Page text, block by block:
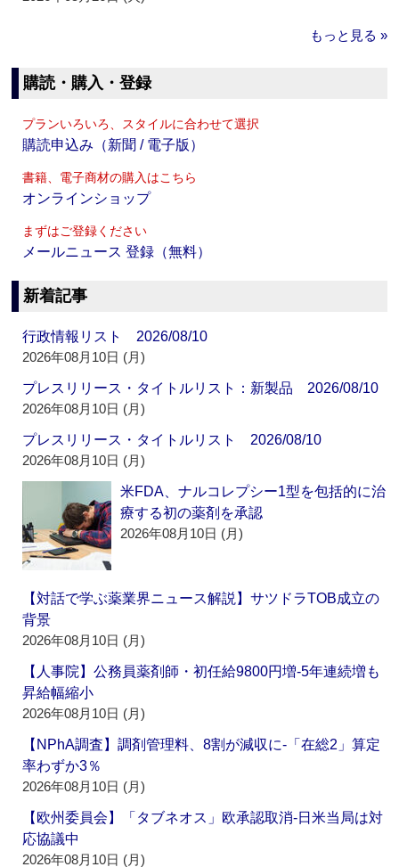
もっと見る »
購読・購入・登録
プランいろいろ、スタイルに合わせて選択
購読申込み（新聞 / 電子版）
書籍、電子商材の購入はこちら
オンラインショップ
まずはご登録ください
メールニュース 登録（無料）
新着記事
行政情報リスト 2026/08/10
2026年08月10日 (月)
プレスリリース・タイトルリスト：新製品 2026/08/10
2026年08月10日 (月)
プレスリリース・タイトルリスト 2026/08/10
2026年08月10日 (月)
米FDA、ナルコレプシー1型を包括的に治
療する初の薬剤を承認
2026年08月10日 (月)
【対話で学ぶ薬業界ニュース解説】サツドラTOB成立の
背景
2026年08月10日 (月)
【人事院】公務員薬剤師・初任給9800円増‐5年連続増も
昇給幅縮小
2026年08月10日 (月)
【NPhA調査】調剤管理料、8割が減収に‐「在総2」算定
率わずか3％
2026年08月10日 (月)
【欧州委員会】「タブネオス」欧承認取消‐日米当局は対
応協議中
2026年08月10日 (月)